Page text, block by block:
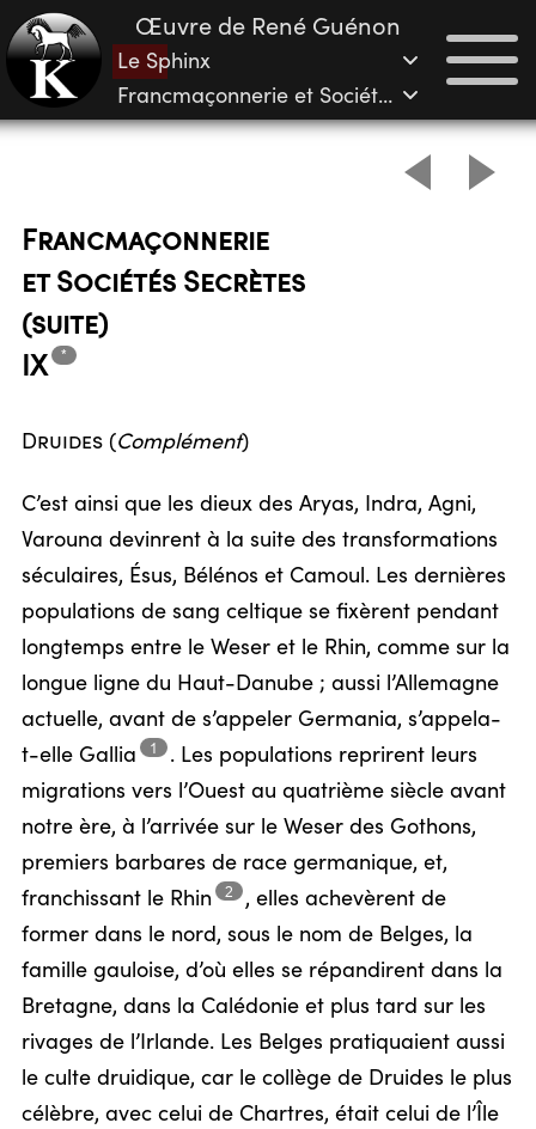
Œuvre de René Guénon
Le Sphinx
Francmaçonnerie et Sociétés Secrètes (suite) – IX
Francmaçonnerie
et Sociétés Secrètes
(suite)
IX
*
Druides (Complément)
C’est ainsi que les dieux des Aryas, Indra, Agni,
Varouna devinrent à la suite des transformations
séculaires, Ésus, Bélénos et Camoul. Les dernières
populations de sang celtique se fixèrent pendant
longtemps entre le Weser et le Rhin, comme sur la
longue ligne du Haut-Danube ; aussi l’Allemagne
actuelle, avant de s’appeler Germania, s’appela-
t-elle Gallia 1 .Les populations reprirent leurs
migrations vers l’Ouest au quatrième siècle avant
notre ère, à l’arrivée sur le Weser des Gothons,
premiers barbares de race germanique, et,
franchissant le Rhin 2 , elles achevèrent de
former dans le nord, sous le nom de Belges, la
famille gauloise, d’où elles se répandirent dans la
Bretagne, dans la Calédonie et plus tard sur les
rivages de l’Irlande. Les Belges pratiquaient aussi
le culte druidique, car le collège de Druides le plus
célèbre, avec celui de Chartres, était celui de l’Île